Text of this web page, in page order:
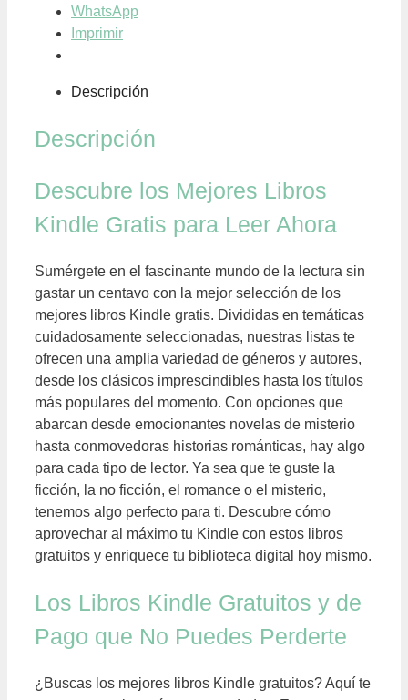
WhatsApp
Imprimir
Descripción
Descripción
Descubre los Mejores Libros
Kindle Gratis para Leer Ahora
Sumérgete en el fascinante mundo de la lectura sin
gastar un centavo con la mejor selección de los
mejores libros Kindle gratis. Divididas en temáticas
cuidadosamente seleccionadas, nuestras listas te
ofrecen una amplia variedad de géneros y autores,
desde los clásicos imprescindibles hasta los títulos
más populares del momento. Con opciones que
abarcan desde emocionantes novelas de misterio
hasta conmovedoras historias románticas, hay algo
para cada tipo de lector. Ya sea que te guste la
ficción, la no ficción, el romance o el misterio,
tenemos algo perfecto para ti. Descubre cómo
aprovechar al máximo tu Kindle con estos libros
gratuitos y enriquece tu biblioteca digital hoy mismo.
Los Libros Kindle Gratuitos y de
Pago que No Puedes Perderte
¿Buscas los mejores libros Kindle gratuitos? Aquí te